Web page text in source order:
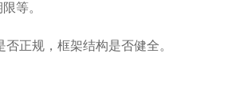
等。
正规，框架结构是否健全。